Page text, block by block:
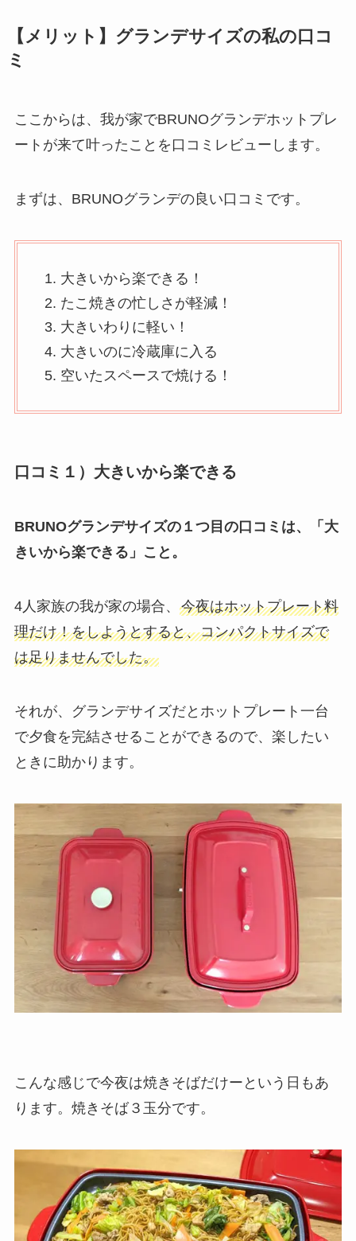
【メリット】グランデサイズの私の口コ
ミ
ここからは、我が家でBRUNOグランデホットプレ
ートが来て叶ったことを口コミレビューします。
まずは、BRUNOグランデの良い口コミです。
大きいから楽できる！
たこ焼きの忙しさが軽減！
大きいわりに軽い！
大きいのに冷蔵庫に入る
空いたスペースで焼ける！
口コミ１）大きいから楽できる
BRUNOグランデサイズの１つ目の口コミは、「大
きいから楽できる」こと。
4人家族の我が家の場合、 今夜はホットプレート料
理だけ！をしようとすると、コンパクトサイズで
は足りませんでした。
それが、グランデサイズだとホットプレート一台
で夕食を完結させることができるので、楽したい
ときに助かります。
こんな感じで今夜は焼きそばだけーという日もあ
ります。焼きそば３玉分です。